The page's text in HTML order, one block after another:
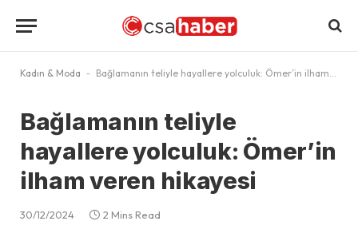
Kadın & Moda - Bağlamanın teliyle hayallere yolculuk: Ömer’in ilham veren hikayesi
Bağlamanın teliyle
hayallere yolculuk: Ömer’in
ilham veren hikayesi
30/12/2024 2 Mins Read